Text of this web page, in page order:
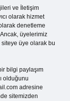
ve İletişim
olarak hizmet
denetleme
üyelerimiz
siteye üye olarak bu
bilgi paylaşım
olduğunu
adresine
sitemizden